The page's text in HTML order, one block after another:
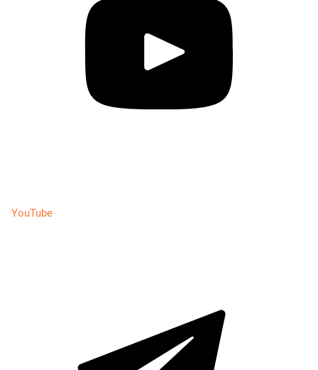
YouTube